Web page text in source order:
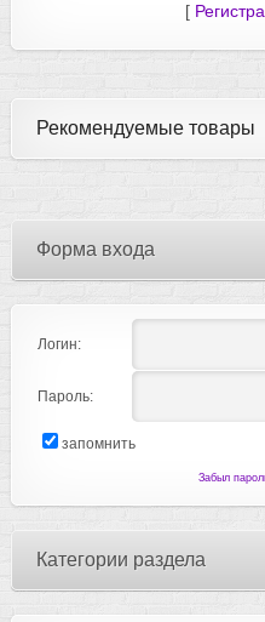
[
Рекомендуемые товары
Форма входа
Логин:
Пароль:
запомнить
Забыл
Категории раздела